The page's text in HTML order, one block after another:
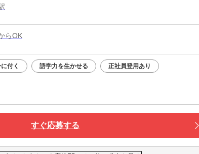
らOK
付く 語学力を生かせる 正社員登用あり
すぐ応募する